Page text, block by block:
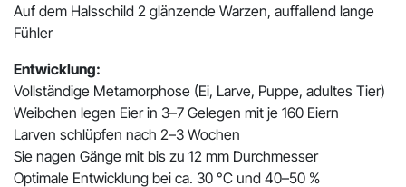
Auf dem Halsschild 2 glänzende Warzen, auffallend lange
Fühler
Entwicklung:
Vollständige Metamorphose (Ei, Larve, Puppe, adultes Tier)
Weibchen legen Eier in 3–7 Gelegen mit je 160 Eiern
Larven schlüpfen nach 2–3 Wochen
Sie nagen Gänge mit bis zu 12 mm Durchmesser
Optimale Entwicklung bei ca. 30 °C und 40–50 %